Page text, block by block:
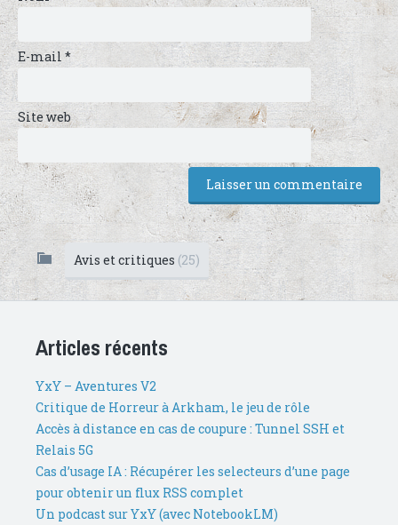
E-mail *
Site web
Avis et critiques (25)
Articles récents
YxY – Aventures V2
Critique de Horreur à Arkham, le jeu de rôle
Accès à distance en cas de coupure : Tunnel SSH et
Relais 5G
Cas d’usage IA : Récupérer les selecteurs d’une page
pour obtenir un flux RSS complet
Un podcast sur YxY (avec NotebookLM)